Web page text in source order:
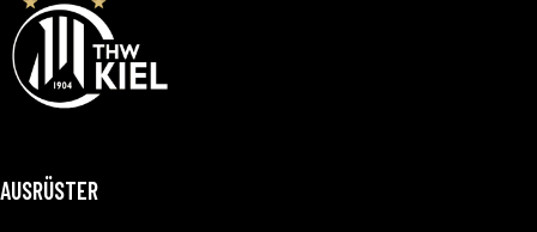
AUSRÜSTER